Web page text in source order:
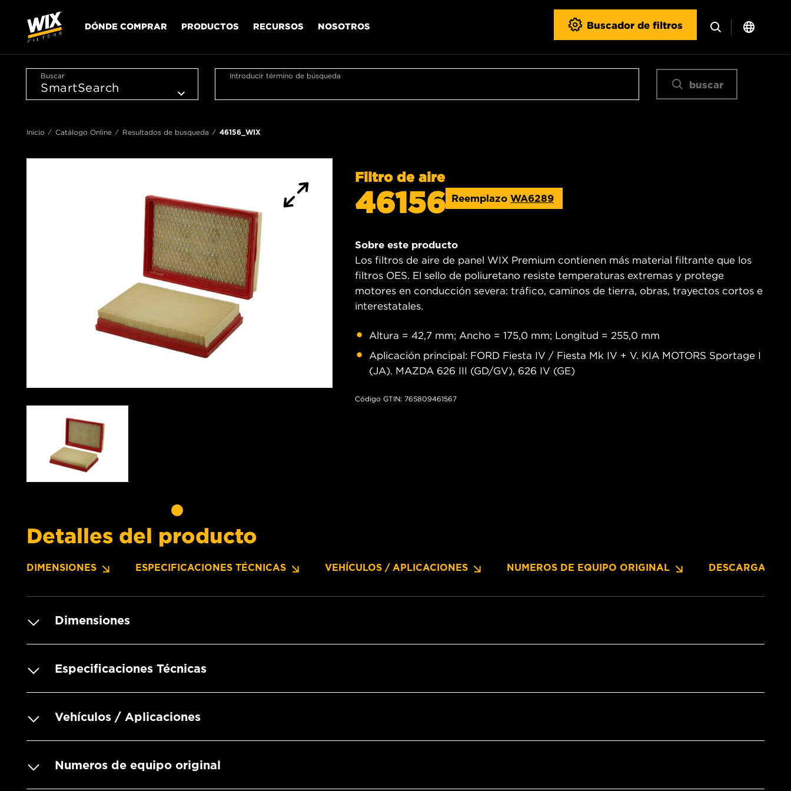
DÓNDE COMPRAR PRODUCTOS RECURSOS NOSOTROS Buscador de filtros
Buscar Introducir término de búsqueda
buscar
Inicio Catálogo Online Resultados de busqueda 46156_WIX
Filtro de aire
46156 Reemplazo WA6289
Sobre este producto
Los filtros de aire de panel WIX Premium contienen más material filtrante que los
filtros OES. El sello de poliuretano resiste temperaturas extremas y protege
motores en conducción severa: tráfico, caminos de tierra, obras, trayectos cortos e
interestatales.
Altura = 42,7 mm; Ancho = 175,0 mm; Longitud = 255,0 mm
Aplicación principal: FORD Fiesta IV / Fiesta Mk IV + V. KIA MOTORS Sportage I
(JA). MAZDA 626 III (GD/GV), 626 IV (GE)
Código GTIN: 765809461567
Detalles del producto
DIMENSIONES ESPECIFICACIONES TÉCNICAS VEHÍCULOS / APLICACIONES NUMEROS DE EQUIPO ORIGINAL DESCARGAS
Dimensiones
Especificaciones Técnicas
Vehículos / Aplicaciones
Numeros de equipo original